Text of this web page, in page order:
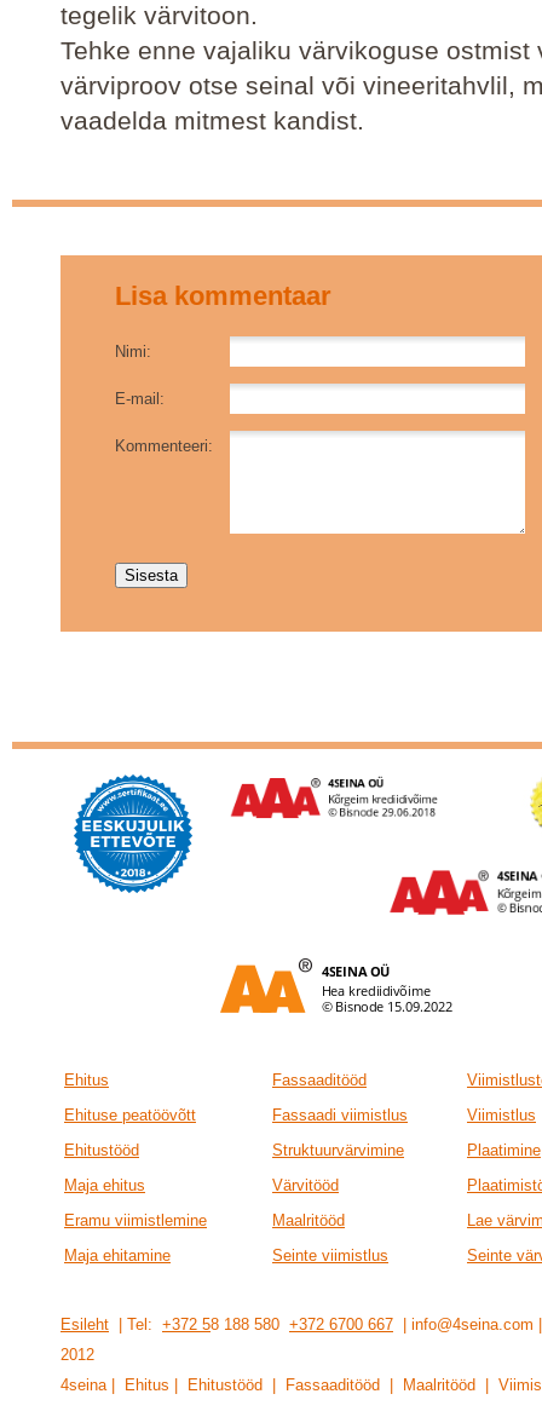
tegelik värvitoon.
Tehke enne vajaliku värvikoguse ostmist
värviproov otse seinal või vineeritahvlil,
vaadelda mitmest kandist.
Lisa kommentaar
Nimi:
E-mail:
Kommenteeri:
Ehitus Fassaaditööd
Ehituse peatöövõtt
Fassaadi viimistlus
Viimistlus
Ehitustööd
Struktuurvärvimine
Plaatimine
Maja ehitus
Värvitööd
Eramu viimistlemine
Maalritööd
Lae
Maja ehitamine
Seinte viimistlus Seinte
Esileht | Tel: +372 58 188 580 +372 6700 667 |
201 2
4seina | Ehitus | Ehitustööd | Fassaaditööd | Maalritööd |